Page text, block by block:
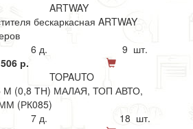
ARTWAY
бескаркасная ARTWAY
6 д.
9 шт.
506 р.
TOPAUTO
(0,8 ТН) МАЛАЯ, ТОП АВТО,
(РК085)
7 д.
18 шт.